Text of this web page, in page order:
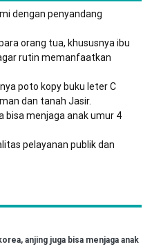
dengan penyandang
orang tua, khususnya ibu
rutin memanfaatkan
poto kopy buku leter C
dan tanah Jasir.
bisa menjaga anak umur 4
pelayanan publik dan
anjing juga bisa menjaga anak